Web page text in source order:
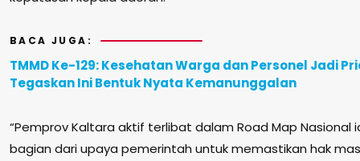
BACA JUGA:
TMMD Ke-129: Kesehatan Warga dan Personel Jadi
Tegaskan Ini Bentuk Nyata Kemanunggalan
“Pemprov Kaltara aktif terlibat dalam Road Map Nasional
bagian dari upaya pemerintah untuk memastikan hak